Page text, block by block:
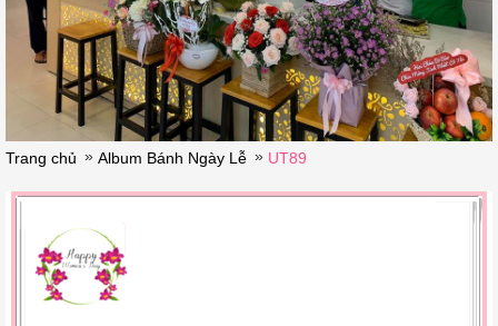
Trang chủ » Album Bánh Ngày Lễ » UT89